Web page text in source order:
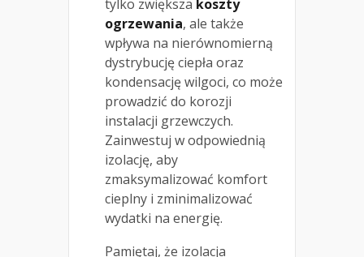
tylko zwiększa koszty
ogrzewania, ale także
wpływa na nierównomierną
dystrybucję ciepła oraz
kondensację wilgoci, co może
prowadzić do korozji
instalacji grzewczych.
Zainwestuj w odpowiednią
izolację, aby
zmaksymalizować komfort
cieplny i zminimalizować
wydatki na energię.
Pamiętaj, że izolacja